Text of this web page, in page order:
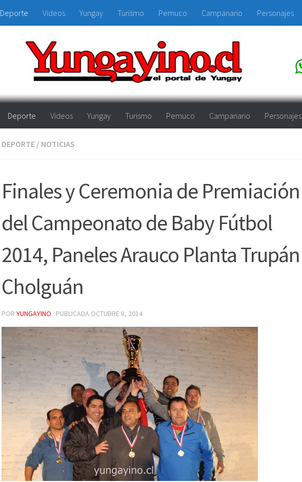
Deporte Videos Yungay Turismo Pemuco Campanario Personajes
Deporte Videos Yungay Turismo Pemuco Campanario Personajes
DEPORTE / NOTICIAS
Finales y Ceremonia de Premiación
del Campeonato de Baby Fútbol
2014, Paneles Arauco Planta Trupán
Cholguán
POR YUNGAYINO · PUBLICADA OCTUBRE 8, 2014